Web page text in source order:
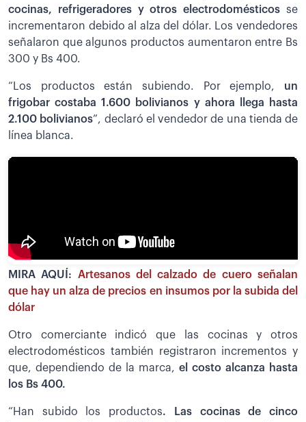
cocinas, refrigeradores y otros electrodomésticos se
incrementaron debido al alza del dólar. Los vendedores
señalaron que algunos productos aumentaron entre Bs
300 y Bs 400.
“Los productos están subiendo. Por ejemplo, un
frigobar costaba 1.600 bolivianos y ahora llega hasta
2.100 bolivianos”, declaró el vendedor de una tienda de
línea blanca.
MIRA AQUÍ: Artesanos del calzado de cuero señalan
que hay un alza de precios en insumos por la subida del
dólar
Otro comerciante indicó que las cocinas y otros
electrodomésticos también registraron incrementos y
que, dependiendo de la marca, el costo alcanza hasta
los Bs 400.
“Han subido los productos. Las cocinas de cinco